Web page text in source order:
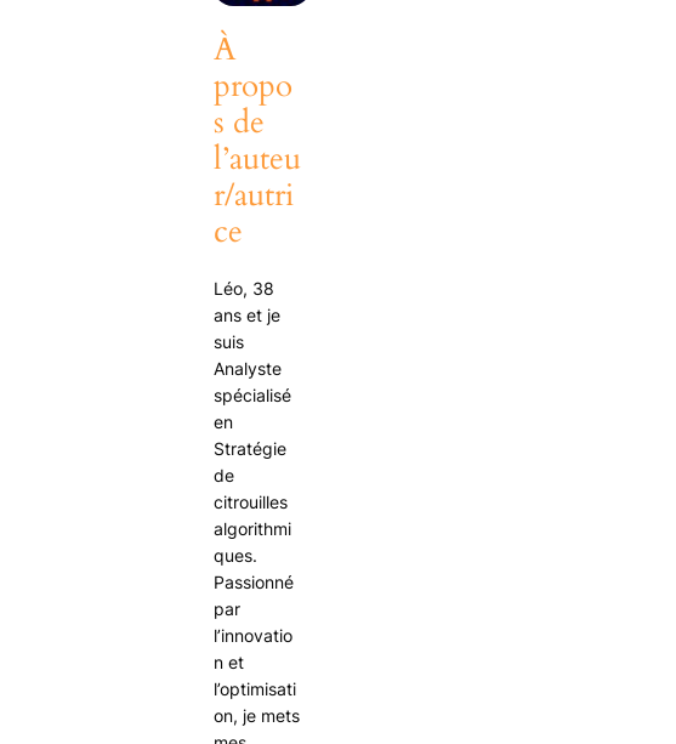
À
propo
s de
l’auteu
r/autri
ce
Léo, 38
ans et je
suis
Analyste
spécialisé
en
Stratégie
de
citrouilles
algorithmi
ques.
Passionné
par
l’innovatio
n et
l’optimisati
on, je mets